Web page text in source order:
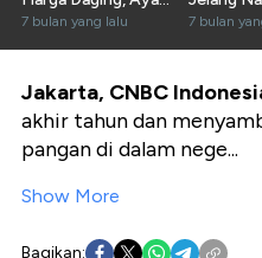
- Cokelat Stabil
7 bulan yang lalu
Dijaga
7 bulan
Jakarta, CNBC
akhir tahun dan
pangan di dalam nege...
Show More
Bagikan: